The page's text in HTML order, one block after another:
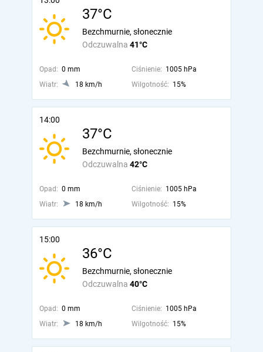
37°C
Odczuwalna 41°C
Bezchmurnie, słonecznie
Opad: 0 mm Ciśnienie: 1005 hPa
Wiatr:
18 km/h Wilgotność: 15%
14:00
37°C
Odczuwalna 42°C
Bezchmurnie, słonecznie
Opad: 0 mm Ciśnienie: 1005 hPa
Wiatr:
18 km/h Wilgotność: 15%
15:00
36°C
Odczuwalna 40°C
Bezchmurnie, słonecznie
Opad: 0 mm Ciśnienie: 1005 hPa
Wiatr:
18 km/h Wilgotność: 15%